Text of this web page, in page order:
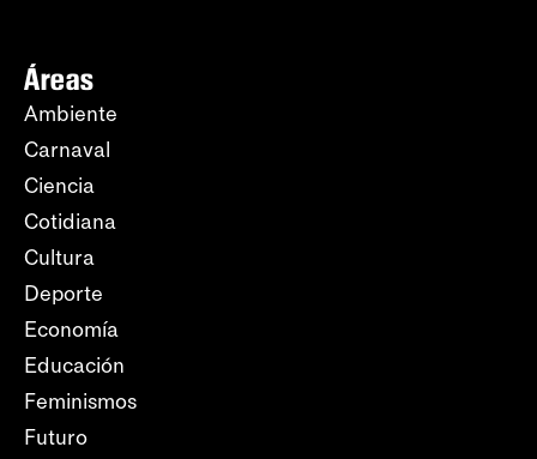
Áreas
Ambiente
Carnaval
Ciencia
Cotidiana
Cultura
Deporte
Economía
Educación
Feminismos
Futuro